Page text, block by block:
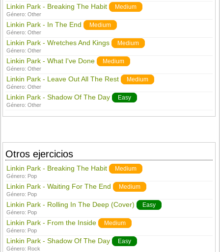
Linkin Park - Breaking The Habit Medium
Género:Other
Linkin Park - In The End Medium
Género:Other
Linkin Park - Wretches And Kings Medium
Género:Other
Linkin Park - What I've Done Medium
Género:Other
Linkin Park - Leave Out All The Rest Medium
Género:Other
Linkin Park - Shadow Of The Day Easy
Género:Other
Otros ejercicios
Linkin Park - Breaking The Habit Medium
Género: Pop
Linkin Park - Waiting For The End Medium
Género: Pop
Linkin Park - Rolling In The Deep (Cover) Easy
Género: Pop
Linkin Park - From the Inside Medium
Género: Pop
Linkin Park - Shadow Of The Day Easy
Género: Rock